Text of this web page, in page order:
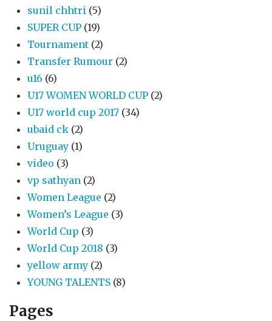
sunil chhtri (5)
SUPER CUP (19)
Tournament (2)
Transfer Rumour (2)
u16 (6)
U17 WOMEN WORLD CUP (2)
U17 world cup 2017 (34)
ubaid ck (2)
Uruguay (1)
video (3)
vp sathyan (2)
Women League (2)
Women’s League (3)
World Cup (3)
World Cup 2018 (3)
yellow army (2)
YOUNG TALENTS (8)
Pages